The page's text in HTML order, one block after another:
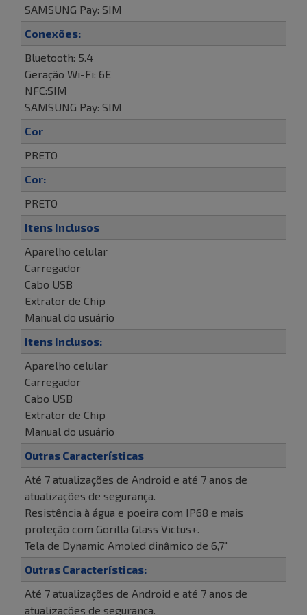
SAMSUNG Pay: SIM
Conexões:
Bluetooth: 5.4
Geração Wi-Fi: 6E
NFC:SIM
SAMSUNG Pay: SIM
Cor
PRETO
Cor:
PRETO
Itens Inclusos
Aparelho celular
Carregador
Cabo USB
Extrator de Chip
Manual do usuário
Itens Inclusos:
Aparelho celular
Carregador
Cabo USB
Extrator de Chip
Manual do usuário
Outras Características
Até 7 atualizações de Android e até 7 anos de
atualizações de segurança.
Resistência à água e poeira com IP68 e mais
proteção com Gorilla Glass Victus+.
Tela de Dynamic Amoled dinâmico de 6,7"
Outras Características:
Até 7 atualizações de Android e até 7 anos de
atualizações de segurança.